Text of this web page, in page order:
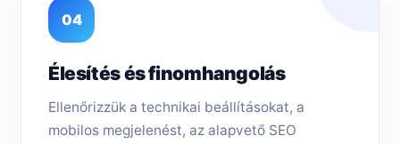
04
Élesítés és finomhangolás
Ellenőrizzük a technikai beállításokat, a
mobilos megjelenést, az alapvető SEO